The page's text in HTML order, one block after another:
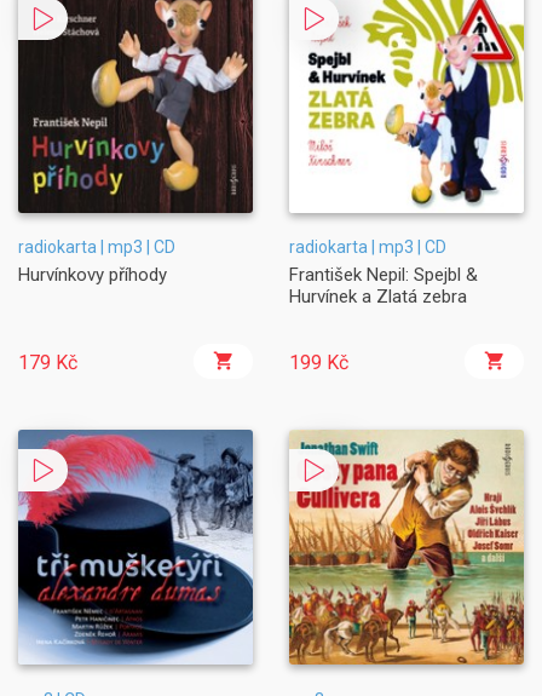
radiokarta | mp3 | CD
Hurvínkovy příhody
179 Kč
radiokarta | mp3 | CD
František Nepil: Spejbl &
Hurvínek a Zlatá zebra
199 Kč